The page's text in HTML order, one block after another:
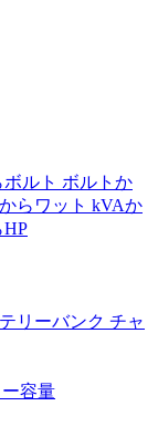
ルト ボルトか
らワット kVAか
HP
リーバンク チャ
容量